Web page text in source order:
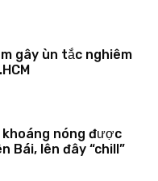
gây ùn tắc nghiêm
nóng được
Bái, lên đây “chill”